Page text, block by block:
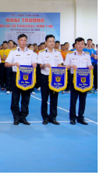
nghệ
với biến đổi